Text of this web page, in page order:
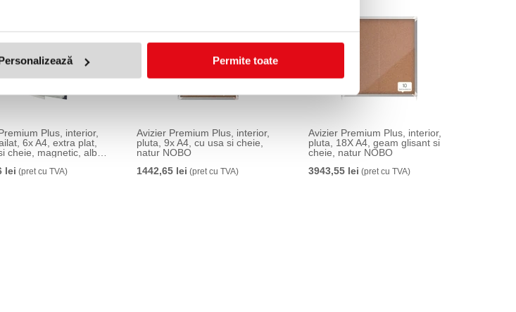
Permite toate
Plus, interior,
6x A4, extra plat,
cheie, magnetic, alb
lei (pret cu TVA)
Avizier Premium Plus, interior,
pluta, 9x A4, cu usa si cheie,
natur NOBO
1442,65 lei (pret cu TVA)
Avizier Premium Plus, interior,
pluta, 18X A4, geam glisant si
cheie, natur NOBO
3943,55 lei (pret cu TVA)